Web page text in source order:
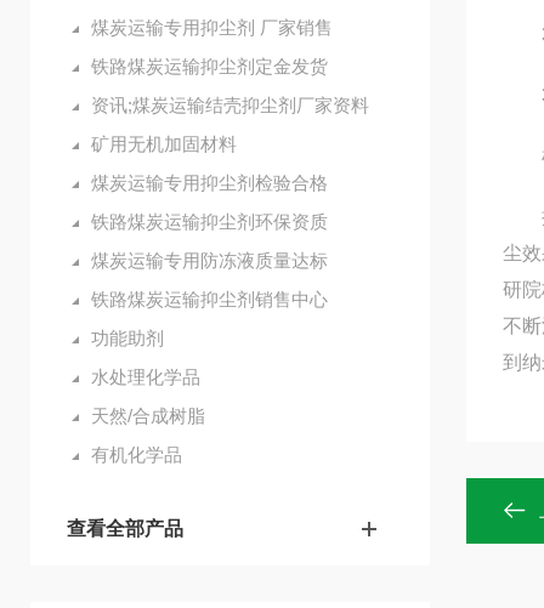
煤炭运输专用抑尘剂 厂家销售
铁路煤炭运输抑尘剂定金发货
资讯;煤炭运输结壳抑尘剂厂家资料
矿用无机加固材料
煤炭运输专用抑尘剂检验合格
铁路煤炭运输抑尘剂环保资质
煤炭运输专用防冻液质量达标
铁路煤炭运输抑尘剂销售中心
功能助剂
水处理化学品
天然/合成树脂
有机化学品
查看全部产品
3.
3
根
按
尘
研
不
到